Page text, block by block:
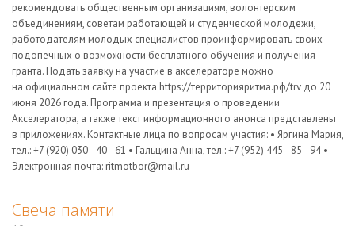
рекомендовать общественным организациям, волонтерским
объединениям, советам работающей и студенческой молодежи,
работодателям молодых специалистов проинформировать своих
подопечных о возможности бесплатного обучения и получения
гранта. Подать заявку на участие в акселераторе можно
на официальном сайте проекта https://территорияритма.рф/trv до 20
июня 2026 года. Программа и презентация о проведении
Акселератора, а также текст информационного анонса представлены
в приложениях. Контактные лица по вопросам участия: • Яргина Мария,
тел.: +7 (920) 030–40–61 • Гальцина Анна, тел.: +7 (952) 445–85–94 •
Электронная почта: ritmotbor@mail.ru
Свеча памяти